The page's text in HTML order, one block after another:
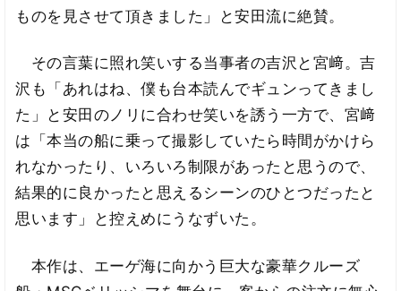
ものを見させて頂きました」と安田流に絶賛。
その言葉に照れ笑いする当事者の吉沢と宮﨑。吉
沢も「あれはね、僕も台本読んでギュンってきまし
た」と安田のノリに合わせ笑いを誘う一方で、宮﨑
は「本当の船に乗って撮影していたら時間がかけら
れなかったり、いろいろ制限があったと思うので、
結果的に良かったと思えるシーンのひとつだったと
思います」と控えめにうなずいた。
本作は、エーゲ海に向かう巨大な豪華クルーズ